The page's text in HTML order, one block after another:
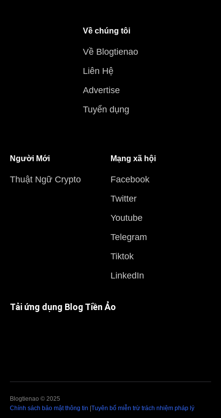
Về chúng tôi
Về Blogtienao
Liên Hệ
Advertise
Tuyển dụng
Người Mới
Thuật Ngữ Crypto
Mạng xã hội
Facebook
Twitter
Youtube
Telegram
Tiktok
LinkedIn
Tải ứng dụng Blog Tiền Ảo
Blogtienao © 2025
Chính sách bảo mật thông tin |Tuyên bố miễn trừ trách nhiệm pháp lý